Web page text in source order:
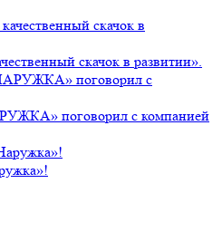
скачок в развитии».
поговорил с компанией